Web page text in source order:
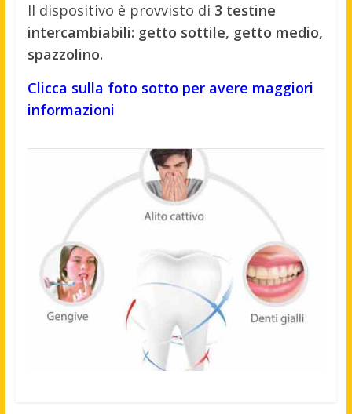
Il dispositivo è provvisto di 3 testine
intercambiabili: getto sottile, getto medio,
spazzolino.
Clicca sulla foto sotto per avere maggiori
informazioni